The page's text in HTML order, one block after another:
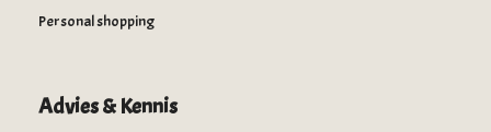
Personal shopping
Advies & Kennis